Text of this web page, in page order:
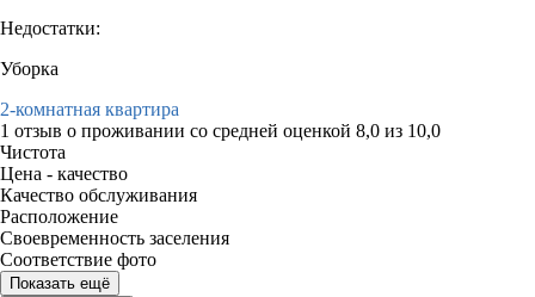
Недостатки:
Уборка
2-комнатная квартира
1 отзыв о проживании со средней оценкой 8,0 из 10,0
Чистота
Цена - качество
Качество обслуживания
Расположение
Своевременность заселения
Соответствие фото
Показать ещё